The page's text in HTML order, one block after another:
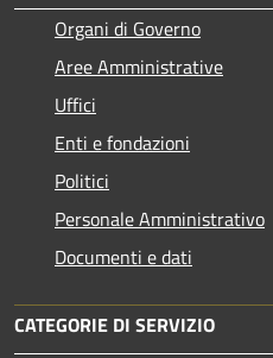
Organi di Governo
Aree Amministrative
Uffici
Enti e fondazioni
Politici
Personale Amministrativo
Documenti e dati
CATEGORIE DI SERVIZIO